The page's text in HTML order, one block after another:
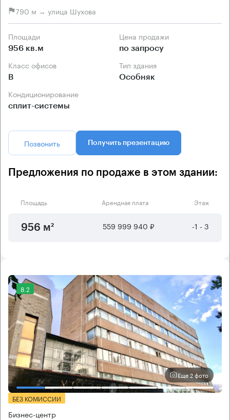
790 м → улица Шухова
Площади
956 кв.м
Цена продажи
по запросу
Класс офисов
B
Тип здания
Особняк
Кондиционирование
сплит-системы
Позвонить Получить презентацию
Предложения по продаже в этом здании:
Площадь Арендная плата Этаж
956 м² 559 999 940 ₽ -1 - 3
8.2
Еще 2 фото
БЕЗ КОМИССИИ
Бизнес-центр